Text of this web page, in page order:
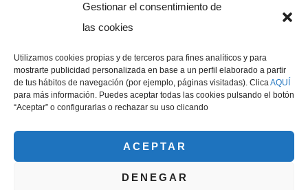
Gestionar el consentimiento de
las cookies
Utilizamos cookies propias y de terceros para fines analíticos y para
mostrarte publicidad personalizada en base a un perfil elaborado a partir
de tus hábitos de navegación (por ejemplo, páginas visitadas). ClicaAQUÍ
para más información. Puedes aceptar todas las cookies pulsando el botón
“Aceptar” o configurarlas o rechazar su uso clicando
ACEPTAR
DENEGAR
Contacto
Avd. 14 de Abril 51, local. 11510 Puerto Real,
Cádiz
info@eritea.es
(+34) 856 211 442